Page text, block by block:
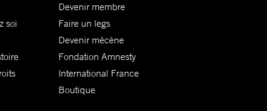
soi
Devenir membre
Faire un legs
Devenir mécène
Fondation Amnesty
International France
Boutique